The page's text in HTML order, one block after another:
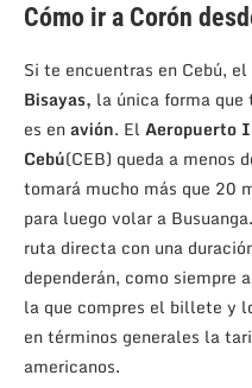
Cómo ir a Corón
Si te encuentras en Cebú,
Bisayas, la única forma
es enavión. El Aeropuerto
Cebú(CEB) queda a menos
tomará mucho más que 20
para luego volar a Busuanga.
ruta directa con una
dependerán, como siempre
la que compres el billete y
en términos generales la
americanos.